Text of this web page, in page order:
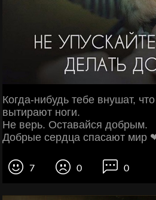
Когда-нибудь тебе внушат,
вытирают ноги.
Не верь. Оставайся добрым.
Добрые сердца спасают мир
7 0 0